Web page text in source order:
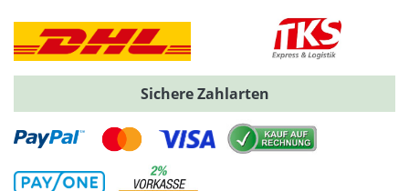
Sichere Zahlarten